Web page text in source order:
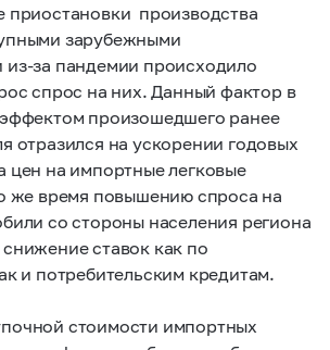
приостановки производства
зарубежными
из-за пандемии происходило
спрос на них. Данный фактор в
произошедшего ранее
отразился на ускорении годовых
цен на импортные легковые
же время повышению спроса на
со стороны населения региона
ставок как по
и потребительским кредитам.
стоимости импортных